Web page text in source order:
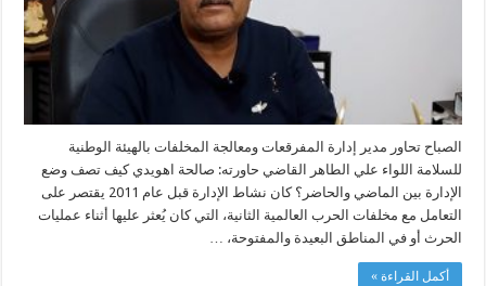
الصباح تحاور مدير إدارة المفرقعات ومعالجة المخلفات بالهيئة الوطنية
للسلامة اللواء علي الطاهر القاضي حاورته: صالحة اهويدي كيف تصف وضع
الإدارة بين الماضي والحاضر؟ كان نشاط الإدارة قبل عام 2011 يقتصر على
التعامل مع مخلفات الحرب العالمية الثانية، التي كان يُعثر عليها أثناء عمليات
الحرث أو في المناطق البعيدة والمفتوحة، …
أكمل القراءة »